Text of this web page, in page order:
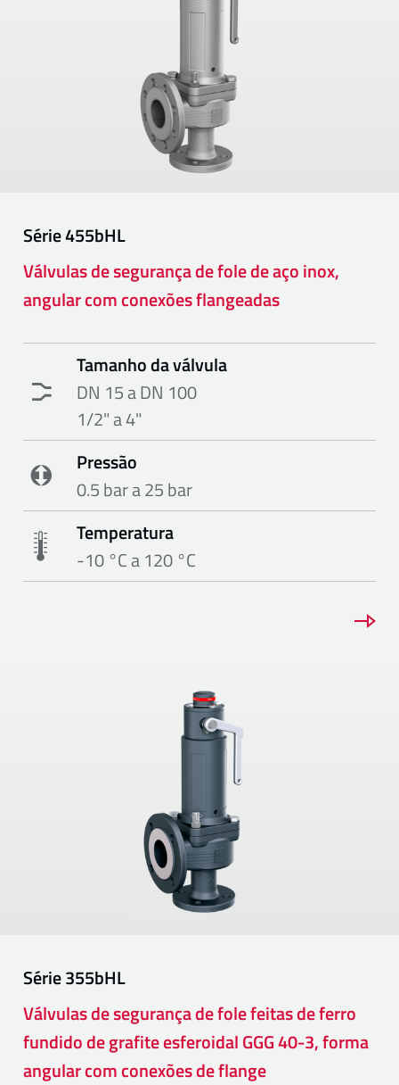
Série455bHL
Válvulas de segurança de fole de aço inox,
angular com conexões flangeadas
Tamanho da válvula
DN 15 a DN 100
1/2" a 4"
Pressão
0.5 bar a 25 bar
Temperatura
-10 °C a 120 °C
Série355bHL
Válvulas de segurança de fole feitas de ferro
fundido de grafite esferoidal GGG 40-3, forma
angular com conexões de flange